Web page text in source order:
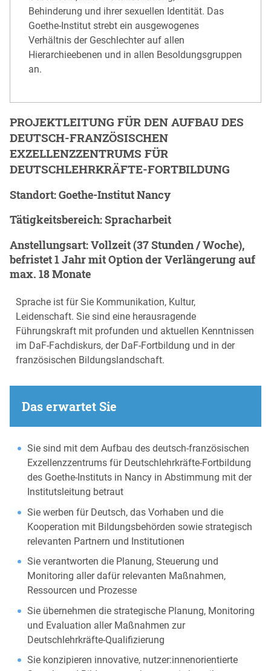
Behinderung und ihrer sexuellen Identität. Das
Goethe-Institut strebt ein ausgewogenes
Verhältnis der Geschlechter auf allen
Hierarchieebenen und in allen Besoldungsgruppen
an.
PROJEKTLEITUNG FÜR DEN AUFBAU DES
DEUTSCH-FRANZÖSISCHEN
EXZELLENZZENTRUMS FÜR
DEUTSCHLEHRKRÄFTE-FORTBILDUNG
Standort: Goethe-Institut Nancy
Tätigkeitsbereich: Spracharbeit
Anstellungsart: Vollzeit (37 Stunden / Woche),
befristet 1 Jahr mit Option der Verlängerung auf
max. 18 Monate
Sprache ist für Sie Kommunikation, Kultur,
Leidenschaft. Sie sind eine herausragende
Führungskraft mit profunden und aktuellen Kenntnissen
im DaF-Fachdiskurs, der DaF-Fortbildung und in der
französischen Bildungslandschaft.
Das erwartet Sie
Sie sind mit dem Aufbau des deutsch-französischen
Exzellenzzentrums für Deutschlehrkräfte-Fortbildung
des Goethe-Instituts in Nancy in Abstimmung mit der
Institutsleitung betraut
Sie werben für Deutsch, das Vorhaben und die
Kooperation mit Bildungsbehörden sowie strategisch
relevanten Partnern und Institutionen
Sie verantworten die Planung, Steuerung und
Monitoring aller dafür relevanten Maßnahmen,
Ressourcen und Prozesse
Sie übernehmen die strategische Planung, Monitoring
und Evaluation aller Maßnahmen zur
Deutschlehrkräfte-Qualifizierung
Sie konzipieren innovative, nutzer:innenorientierte